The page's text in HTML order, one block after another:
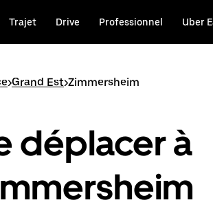
Trajet Drive Professionnel Uber
>Grand Est>Zimmersheim
déplacer à